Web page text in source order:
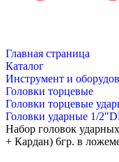
Главная страница
Каталог
Инструмент и
Головки торцевые
Головки торцевые
Головки ударные 1/
Набор головок
+ Кардан) 6гр. в